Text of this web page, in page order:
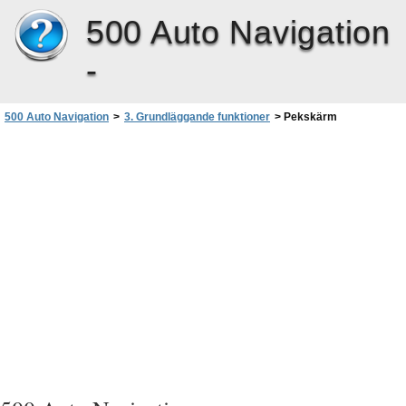
500 Auto Navigation
-
500 Auto Navigation > 3. Grundläggande funktioner > Pekskärm